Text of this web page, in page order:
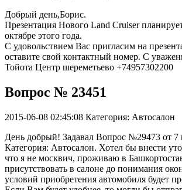
Добрый день,Борис.
Презентация Нового Land Cruiser
октябре этого года.
С удовольствием Вас пригласим на
оставите свой контактный номер. С
Тойота Центр шереметьево +74957302200
Вопрос № 23451
2015-06-08 02:45:08 Категория: Автосалон
День добрый! Задавал Вопрос №29473 от 7
Категория: Автосалон. Хотел бы внести
что я не москвич, проживаю в
присутствовать в салоне до понимания
условий приобретения автомобиля будет